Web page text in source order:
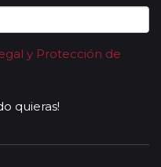
y Protección de
quieras!